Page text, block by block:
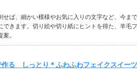
せば、細かい模様やお気に入りの文字など、今まで
できます。切り絵や切り紙にヒントを得た、羊毛フ
。
作る しっとり＊ふわふわフェイクスイーツ